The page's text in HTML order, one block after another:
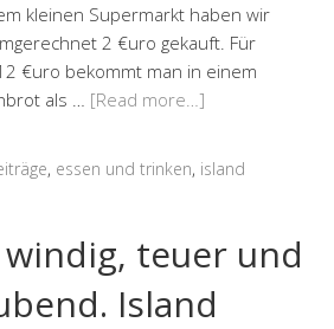
kleinen Supermarkt haben wir
2 €uro gekauft. Für
€uro bekommt man in einem
als … [Read more…]
, essen und trinken, island
windig, teuer und
Island